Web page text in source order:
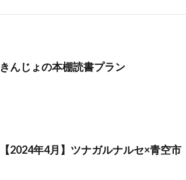
きんじょの本棚読書プラン
【2024年4月】ツナガルナルセ×青空市